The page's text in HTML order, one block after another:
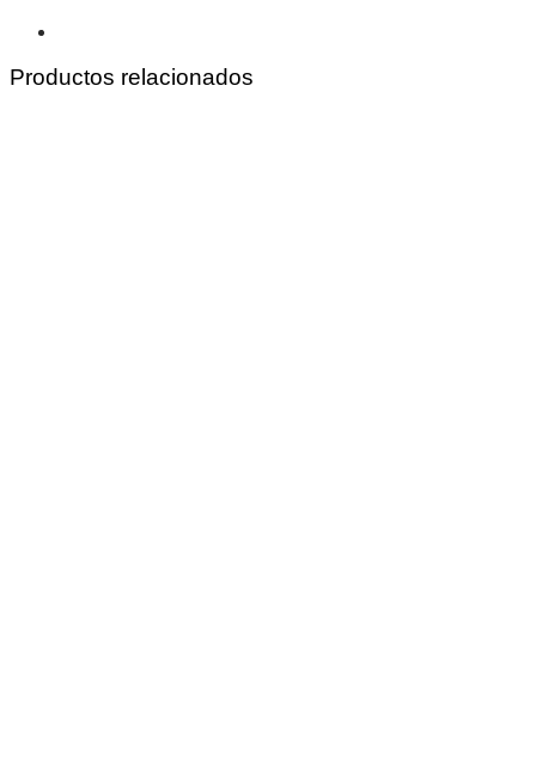
Productos relacionados